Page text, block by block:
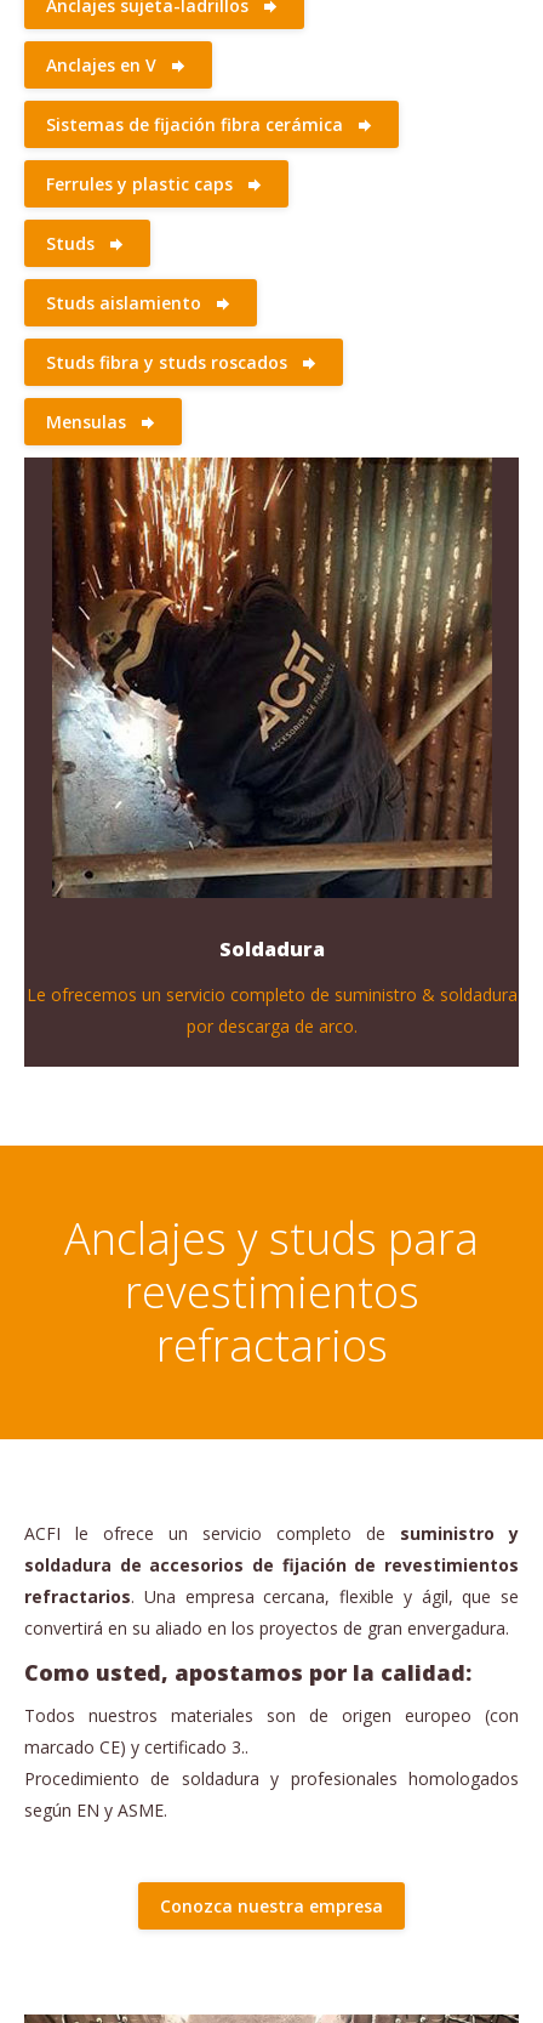
Anclajes sujeta-ladrillos
Anclajes en V
Sistemas de fijación fibra cerámica
Ferrules y plastic caps
Studs
Studs aislamiento
Studs fibra y studs roscados
Mensulas
Soldadura
Le ofrecemos un servicio completo de suministro & soldadura
por descarga de arco.
Anclajes y studs para
revestimientos
refractarios
ACFI le ofrece un servicio completo de suministro y
soldadura de accesorios de fijación de revestimientos
refractarios. Una empresa cercana, flexible y ágil, que se
convertirá en su aliado en los proyectos de gran envergadura.
Como usted, apostamos por la calidad:
Todos nuestros materiales son de origen europeo (con
marcado CE) y certificado 3..
Procedimiento de soldadura y profesionales homologados
según EN y ASME.
Conozca nuestra empresa